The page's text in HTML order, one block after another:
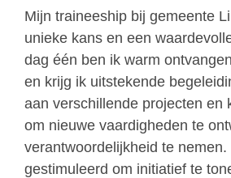
Mijn traineeship bij gemeente
unieke kans en een
dag één ben ik warm
en krijg ik uitstekende
aan verschillende projecten en
om nieuwe vaardigheden te
verantwoordelijkheid te nemen.
gestimuleerd om initiatief te